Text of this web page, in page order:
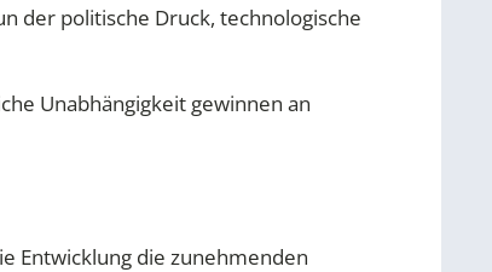
der politische Druck, technologische
Unabhängigkeit gewinnen an
Entwicklung die zunehmenden